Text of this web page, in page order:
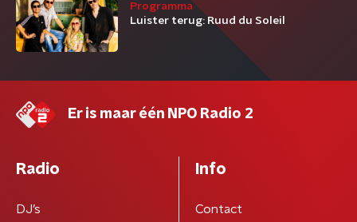
Programma
Luister terug: Ruud du Soleil
Er is maar één NPO Radio 2
Radio
DJ’s
Info
Contact